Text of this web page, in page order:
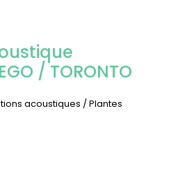
/ TORONTO
acoustiques / Plantes